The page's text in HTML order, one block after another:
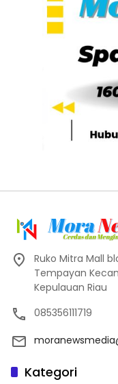
Ruko Mitra Mall
Tempayan
Kepulauan Riau
085356111719
Kategori